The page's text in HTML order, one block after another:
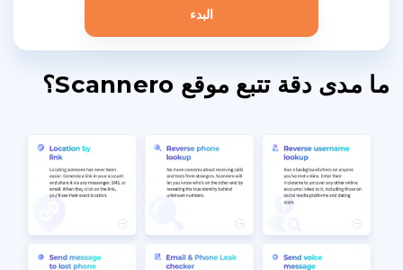
البدء
ما مدى دقة تتبع موقع Scannero؟